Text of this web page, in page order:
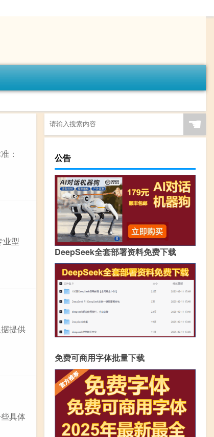
：
业型
提供
具体
☚
公告
DeepSeek全套部署资料免费下载
免费可商用字体批量下载